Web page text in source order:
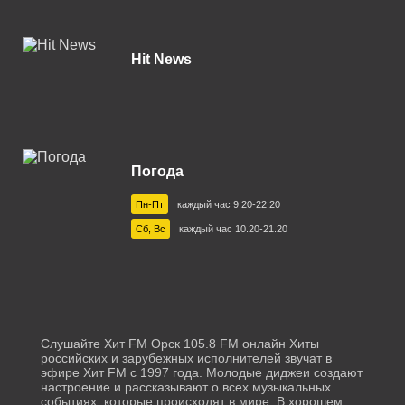
Калуга 103.6 FM
Карачаевск 73.28 УКВ
Кемерово 107.3 FM
Кострома 104.0 FM
Котлас 107.0 FM
Hit News
Погода
Пн-Пт каждый час 9.20-22.20
Сб, Вс каждый час 10.20-21.20
Слушайте Хит FM Орск 105.8 FM онлайн Хиты
российских и зарубежных исполнителей звучат в
эфире Хит FM с 1997 года. Молодые диджеи создают
настроение и рассказывают о всех музыкальных
событиях, которые происходят в мире. В хорошем